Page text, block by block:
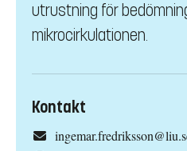
utrustning för
mikrocirkulationen.
Kontakt